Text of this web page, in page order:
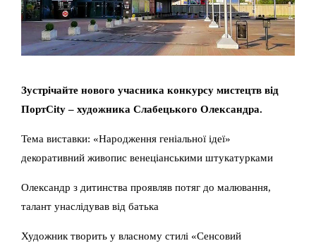
Зустрічайте нового учасника конкурсу мистецтв від
ПортCity – художника Слабецького Олександра. ⠀
Тема виставки: «Народження геніальної ідеї»
декоративний живопис венеціанськими штукатурками
Олександр з дитинства проявляв потяг до малювання,
талант унаслідував від батька
Художник творить у власному стилі «Сенсовий